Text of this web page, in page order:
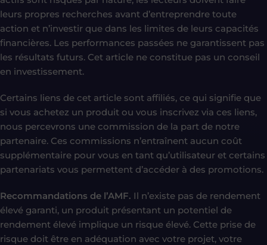
leurs propres recherches avant d’entreprendre toute
action et n’investir que dans les limites de leurs capacités
financières. Les performances passées ne garantissent pas
les résultats futurs. Cet article ne constitue pas un conseil
en investissement.
Certains liens de cet article sont affiliés, ce qui signifie que
si vous achetez un produit ou vous inscrivez via ces liens,
nous percevrons une commission de la part de notre
partenaire. Ces commissions n’entraînent aucun coût
supplémentaire pour vous en tant qu’utilisateur et certains
partenariats vous permettent d’accéder à des promotions.
Recommandations de l’AMF. Il n’existe pas de rendement
élevé garanti, un produit présentant un potentiel de
rendement élevé implique un risque élevé. Cette prise de
risque doit être en adéquation avec votre projet, votre